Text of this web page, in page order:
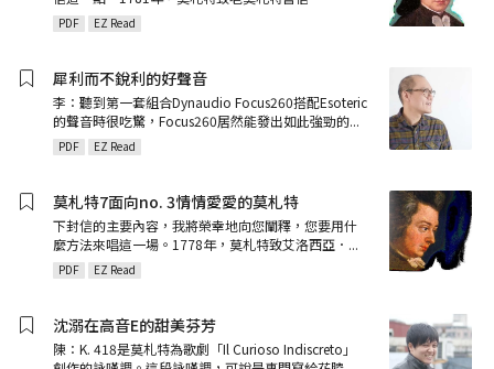
PDF EZ Read
犀利而不銳利的好聲音
李：聽到第一套組合Dynaudio Focus260搭配Esoteric
的聲音時很吃驚，Focus260居然能發出如此強勁的...
PDF EZ Read
莫札特7面向no. 3情情愛愛的莫札特
下封信的主要內容，我將榮幸地向您闡釋，您要用什
麼方法來唱這一場。1778年，莫札特致艾洛西亞． ...
PDF EZ Read
沈溺在高音E的甜美芬芳
陳：K. 418是莫札特為歌劇「Il Curioso Indiscreto」